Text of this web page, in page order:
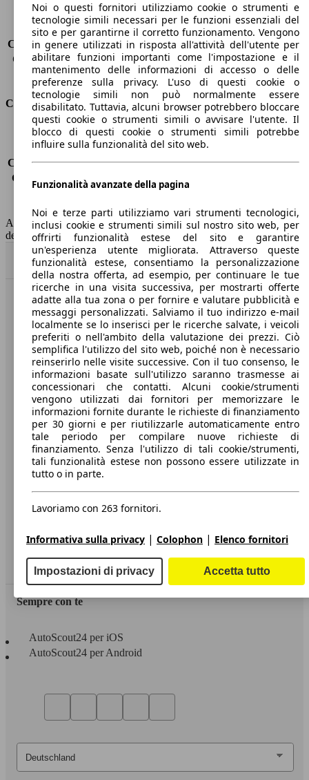
Sedili
5
Carico sul tetto
-
Capacità di traino (senza freni) -
Capacità di traino (con freni)
1850 kg
Volume del bagagliaio
572 - 2618 l
Consumi
Emissioni di CO2*
116 g/km (komb.)
Consumo (urbano)
5.1 l/100km
Consumo (extra-urbano) 4.1 l/100km
Consumo (combinato)*
4.5 l/100km
Capacità del serbatoio
52 l
AutoScout24 non si assume alcuna responsabilità per la correttezza
dei dati.
Torna su
Benvenuti su AutoScout24, il mercato auto europeo.
Società
A proposito di AutoScout24
Stampa
Media
Condizioni generali
Informazioni
Privacy
Dichiarazione di Accessibilità
Servizi
Area rivenditori
Sempre con te
AutoScout24 per iOS
AutoScout24 per Android
Noi o questi fornitori utilizziamo cookie o strumenti e
tecnologie simili necessari per le funzioni essenziali del
sito e per garantirne il corretto funzionamento. Vengono
in genere utilizzati in risposta all'attività dell'utente per
abilitare funzioni importanti come l'impostazione e il
mantenimento delle informazioni di accesso o delle
preferenze sulla privacy. L'uso di questi cookie o
tecnologie simili non può normalmente essere
disabilitato. Tuttavia, alcuni browser potrebbero bloccare
questi cookie o strumenti simili o avvisare l'utente. Il
blocco di questi cookie o strumenti simili potrebbe
influire sulla funzionalità del sito web.
Funzionalità avanzate della pagina
Noi e terze parti utilizziamo vari strumenti tecnologici,
inclusi cookie e strumenti simili sul nostro sito web, per
offrirti funzionalità estese del sito e garantire
un'esperienza utente migliorata. Attraverso queste
funzionalità estese, consentiamo la personalizzazione
della nostra offerta, ad esempio, per continuare le tue
ricerche in una visita successiva, per mostrarti offerte
adatte alla tua zona o per fornire e valutare pubblicità e
messaggi personalizzati. Salviamo il tuo indirizzo e-mail
localmente se lo inserisci per le ricerche salvate, i veicoli
preferiti o nell'ambito della valutazione dei prezzi. Ciò
semplifica l'utilizzo del sito web, poiché non è necessario
reinserirlo nelle visite successive. Con il tuo consenso, le
informazioni basate sull'utilizzo saranno trasmesse ai
concessionari che contatti. Alcuni cookie/strumenti
vengono utilizzati dai fornitori per memorizzare le
informazioni fornite durante le richieste di finanziamento
per 30 giorni e per riutilizzarle automaticamente entro
tale periodo per compilare nuove richieste di
finanziamento. Senza l'utilizzo di tali cookie/strumenti,
tali funzionalità estese non possono essere utilizzate in
tutto o in parte.
Lavoriamo con 263 fornitori.
Informativa sulla privacy | Colophon | Elenco fornitori
Impostazioni di privacy Accetta tutto